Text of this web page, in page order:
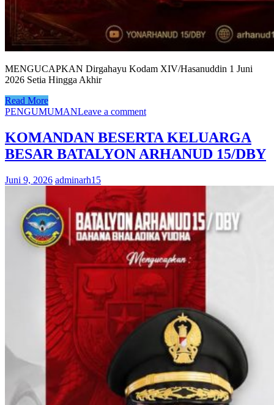
MENGUCAPKAN Dirgahayu Kodam XIV/Hasanuddin 1 Juni
2026 Setia Hingga Akhir
Read More
PENGUMUMANLeave a comment
KOMANDAN BESERTA KELUARGA
BESAR BATALYON ARHANUD 15/DBY
Juni 9, 2026 adminarh15